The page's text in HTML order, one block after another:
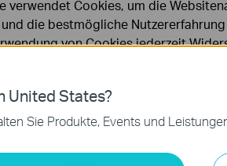
Access Pro
Businessanwender >
Agile
Businessanwender >
United States?
Sie Produkte, Events und
verwendet Cookies, um die
die bestmögliche
von Cookies jederzeit
zur Funktion der Website